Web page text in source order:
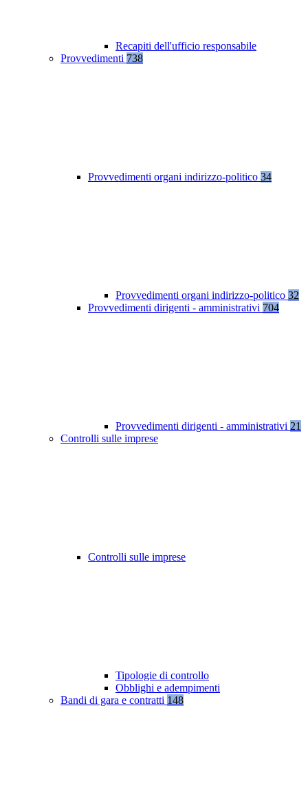
Recapiti dell'ufficio responsabile
Provvedimenti 738
Provvedimenti organi indirizzo-politico 34
Provvedimenti organi indirizzo-politico 32
Provvedimenti dirigenti - amministrativi 704
Provvedimenti dirigenti - amministrativi 21
Controlli sulle imprese
Controlli sulle imprese
Tipologie di controllo
Obblighi e adempimenti
Bandi di gara e contratti 148